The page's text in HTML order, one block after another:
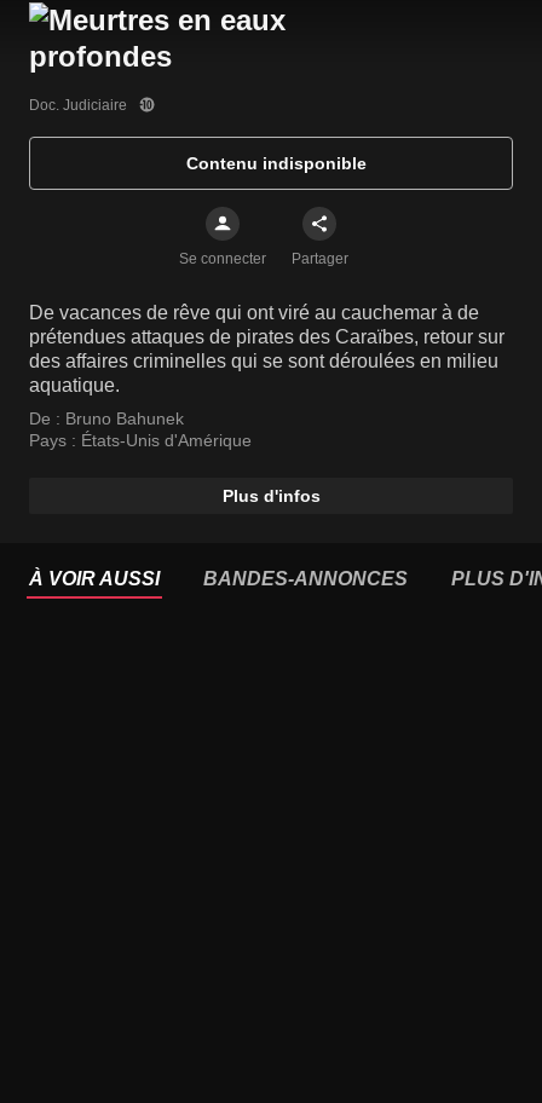
Doc. Judiciaire
Contenu indisponible
Se connecter Partager
De vacances de rêve qui ont viré au cauchemar à de
prétendues attaques de pirates des Caraïbes, retour sur
des affaires criminelles qui se sont déroulées en milieu
aquatique.
De : Bruno Bahunek
Pays : États-Unis d'Amérique
Plus d'infos
À VOIR AUSSI BANDES-ANNONCES PLUS